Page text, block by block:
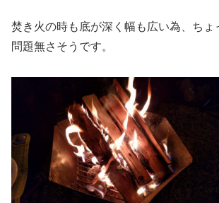
焚き火の時も底が深く幅も広い為、ちょ
問題無さそうです。